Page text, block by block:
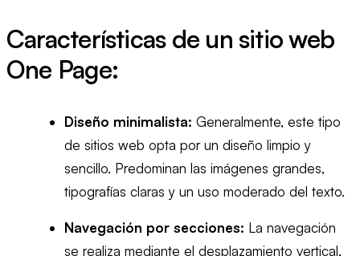
Características de un sitio web
One Page:
Diseño minimalista: Generalmente, este tipo
de sitios web opta por un diseño limpio y
sencillo. Predominan las imágenes grandes,
tipografías claras y un uso moderado del texto.
Navegación por secciones: La navegación
se realiza mediante el desplazamiento vertical,